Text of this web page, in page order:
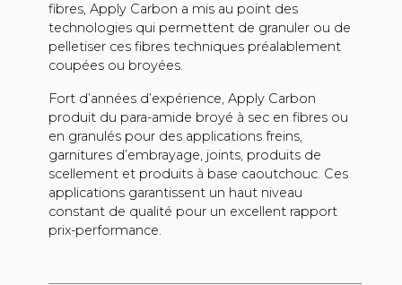
fibres, Apply Carbon a mis au point des
technologies qui permettent de granuler ou de
pelletiser ces fibres techniques préalablement
coupées ou broyées.
Fort d’années d’expérience, Apply Carbon
produit du para-amide broyé à sec en fibres ou
en granulés pour des applications freins,
garnitures d’embrayage, joints, produits de
scellement et produits à base caoutchouc. Ces
applications garantissent un haut niveau
constant de qualité pour un excellent rapport
prix-performance.